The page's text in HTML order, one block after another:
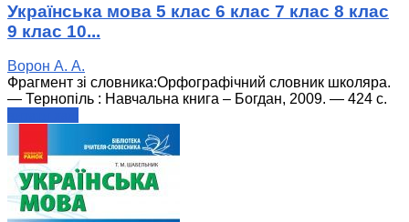
Українська мова 5 клас 6 клас 7 клас 8 клас
9 клас 10...
Ворон А. А.
Фрагмент зі словника:Орфографічний словник школяра.
— Тернопіль : Навчальна книга – Богдан, 2009. — 424 с.